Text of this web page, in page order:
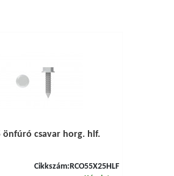
önfúró csavar horg. hlf.
Cikkszám: RCO55X25HLF